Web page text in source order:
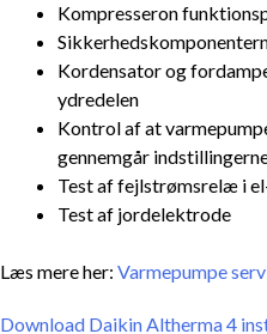
Kompresseron
Kordensator og
ydredelen
Kontrol af at
gennemgår
Test af fejlstrømsrelæ i
Test af jordelektrode
Læs mere her: Varmepumpe
Download Daikin Altherma 4